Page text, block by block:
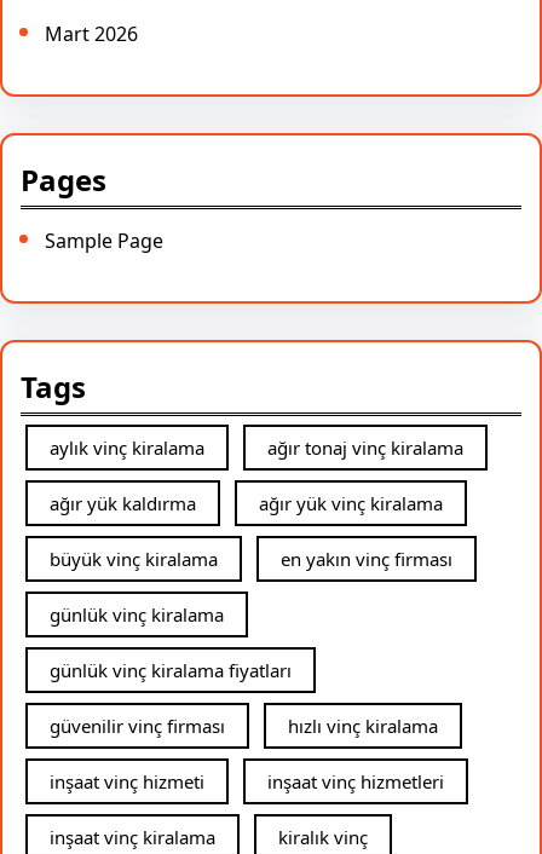
Mart 2026
Pages
Sample Page
Tags
aylık vinç kiralama ağır tonaj vinç kiralama
ağır yük kaldırma ağır yük vinç kiralama
büyük vinç kiralama en yakın vinç firması
günlük vinç kiralama
günlük vinç kiralama fiyatları
güvenilir vinç firması hızlı vinç kiralama
inşaat vinç hizmeti inşaat vinç hizmetleri
inşaat vinç kiralama kiralık vinç